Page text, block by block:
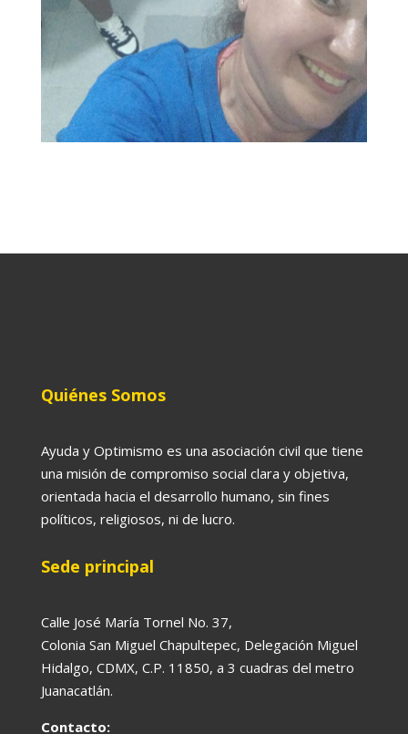
Quiénes Somos
Ayuda y Optimismo es una asociación civil que tiene
una misión de compromiso social clara y objetiva,
orientada hacia el desarrollo humano, sin fines
políticos, religiosos, ni de lucro.
Sede principal
Calle José María Tornel No. 37,
Colonia San Miguel Chapultepec, Delegación Miguel
Hidalgo, CDMX, C.P. 11850, a 3 cuadras del metro
Juanacatlán.
Contacto: